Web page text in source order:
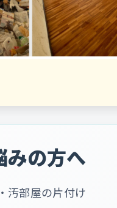
みの方へ
汚部屋の片付け